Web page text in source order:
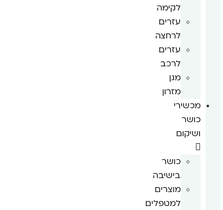
לקימה
עזרים
לרחצה
עזרים
לרכב
מגן
מזרון
מכשירי
כושר
ושיקום
כושר
בישיבה
מוצרים
למטפלים